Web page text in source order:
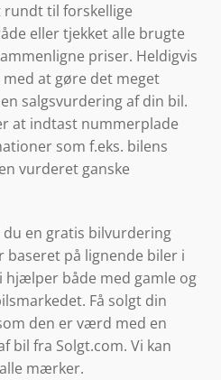
rundt til forskellige
eller tjekket alle brugte
priser. Heldigvis
at gøre det meget
salgsvurdering af din bil.
at indtast nummerplade
som f.eks. bilens
vurderet ganske
en gratis bilvurdering
på lignende biler i
hjælper både med gamle og
Få solgt din
den er værd med en
bil fra Solgt.com. Vi kan
mærker.